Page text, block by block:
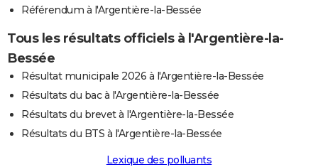
Référendum à l'Argentière-la-Bessée
Tous les résultats officiels à l'Argentière-la-
Bessée
Résultat municipale 2026 à l'Argentière-la-Bessée
Résultats du bac à l'Argentière-la-Bessée
Résultats du brevet à l'Argentière-la-Bessée
Résultats du BTS à l'Argentière-la-Bessée
Lexique des polluants